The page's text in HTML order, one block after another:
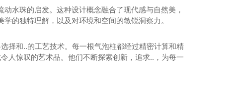
水珠的启发。这种设计概念融合了现代感与自然美，
的独特理解，以及对环境和空间的敏锐洞察力。
择和..的工艺技术。每一根气泡柱都经过精密计算和精
人惊叹的艺术品。他们不断探索创新，追求..，为每一